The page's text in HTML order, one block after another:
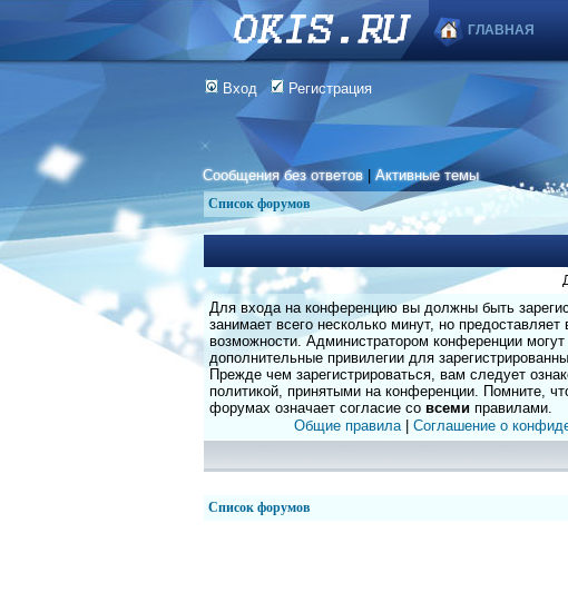
ГЛАВНАЯ
Вход Регистрация
Сообщения без ответов |Активные темы
Список форумов
Для входа на конференцию вы должны быть
занимает всего несколько минут, но
возможности. Администратором конференции
дополнительные привилегии для
Прежде чем зарегистрироваться, вам следует
политикой, принятыми на конференции. Помните,
форумах означает согласие со всеми правилами.
Общие правила| Соглашение о
Список форумов